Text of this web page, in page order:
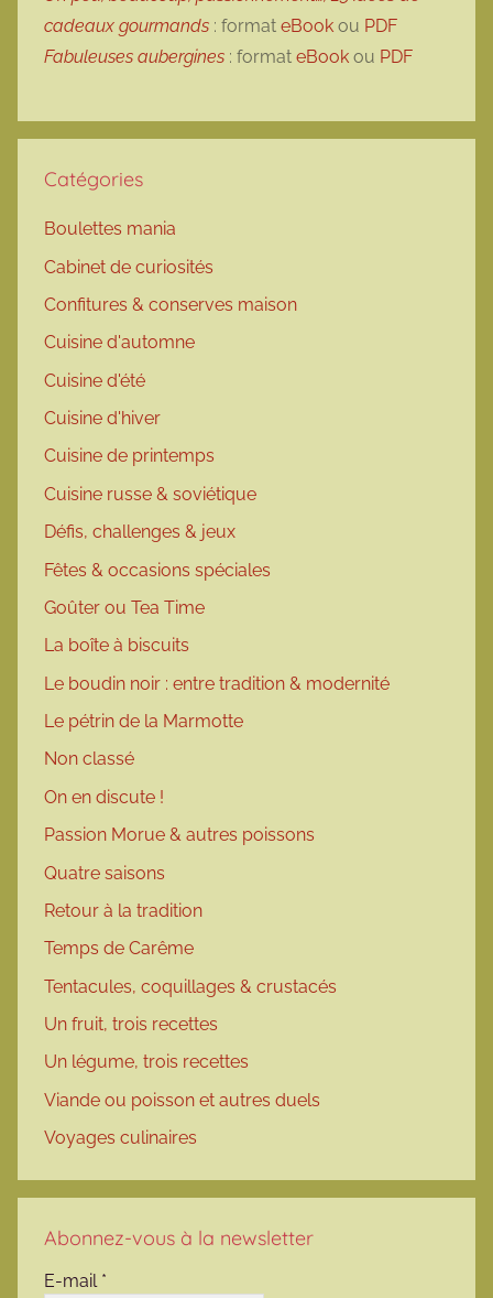
cadeaux gourmands : format eBook ou PDF
Fabuleuses aubergines : format eBook ou PDF
Catégories
Boulettes mania
Cabinet de curiosités
Confitures & conserves maison
Cuisine d'automne
Cuisine d'été
Cuisine d'hiver
Cuisine de printemps
Cuisine russe & soviétique
Défis, challenges & jeux
Fêtes & occasions spéciales
Goûter ou Tea Time
La boîte à biscuits
Le boudin noir : entre tradition & modernité
Le pétrin de la Marmotte
Non classé
On en discute !
Passion Morue & autres poissons
Quatre saisons
Retour à la tradition
Temps de Carême
Tentacules, coquillages & crustacés
Un fruit, trois recettes
Un légume, trois recettes
Viande ou poisson et autres duels
Voyages culinaires
Abonnez-vous à la newsletter
E-mail *